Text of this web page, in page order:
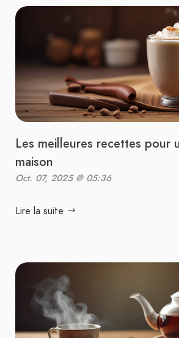
Les meilleures recettes pour
maison
Oct. 07, 2025 @ 05:36
Lire la suite